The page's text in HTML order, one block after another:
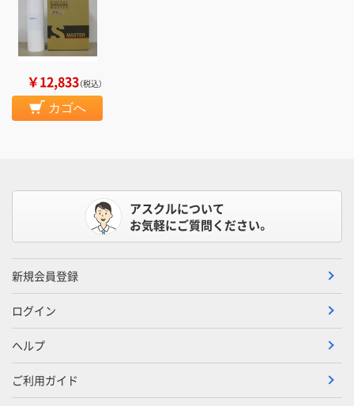
￥12,833（税込）
カゴへ
アスクルについて
お気軽にご質問ください。
新規会員登録
ログイン
ヘルプ
ご利用ガイド